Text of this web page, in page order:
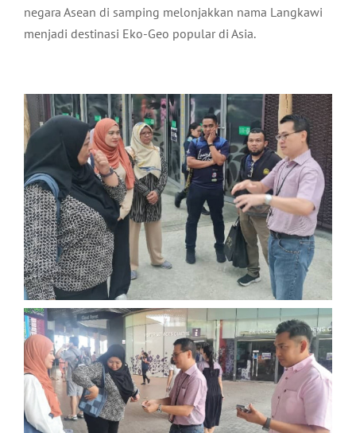
negara Asean di samping melonjakkan nama Langkawi
menjadi destinasi Eko-Geo popular di Asia.